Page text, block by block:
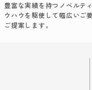
豊富な実績を持つノベルテ
ウハウを駆使して幅広いご
ご提案します。